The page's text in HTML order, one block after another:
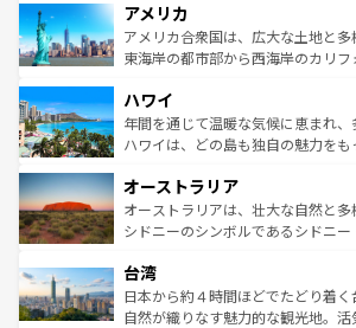
ンツ一覧を参照してほしい。
の建物がそのまま残る町や、スイス
博物館もあり、アルプス観光だけで
ことができる。国民の所得が高い
ば市内交通費無料で観光を楽しむこともで
着のスイス情報はコンテンツ一覧
アメリカ
アメリカ合衆国は、広大な土地と多
東海岸の都市部から西海岸のカリ
のような巨大都市は、観光、ショッ
ンメントが詰まった刺激的なスポ
西部には大自然が広がり、グラン
部のニューオーリンズでは、音楽と
文化が魅力。旅行者はアメリカの各
しみながら、その多様性と豊かな
ならではの贅沢な旅のスタイルだ。 なお、新着のアメリカ
情報はコンテンツ一覧を参照してほ
ハワイ
年間を通じて温暖な気候に恵まれ
ハワイは、どの島も独自の魅力を
ワイ島は見逃せない。また、定番の
島だが、静かな自然を求めるならマ
おすすめ。エメラルドグリーンに
れるおもてなしの心で訪れる人々を
人々、おいしいローカルフードや
ク、伝統的なフラダンスなど、す
オーストラリア
オーストラリアは、壮大な自然と多
シドニーのシンボルであるシドニ
リアリーフや大陸中央部にそびえる
ク）、タスマニアの美しい原生林
ど、見どころがたくさん。また、
台湾
日本から約４時間ほどでたどり着
自然が織りなす魅力的な観光地。